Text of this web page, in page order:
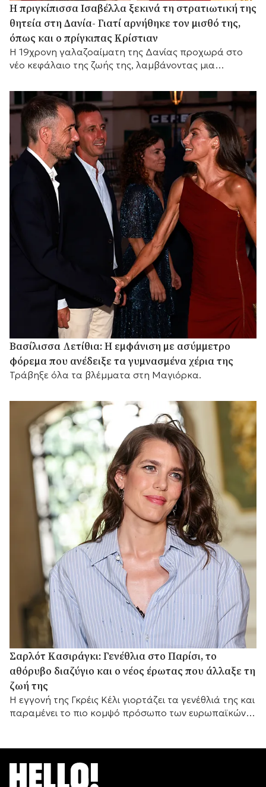
Η πριγκίπισσα Ισαβέλλα ξεκινά τη στρατιωτική της
θητεία στη Δανία- Γιατί αρνήθηκε τον μισθό της,
όπως και ο πρίγκιπας Κρίστιαν
Η 19χρονη γαλαζοαίματη της Δανίας προχωρά στο
νέο κεφάλαιο της ζωής της, λαμβάνοντας μια
απολαβές.
Βασίλισσα Λετίθια: Η εμφάνιση με ασύμμετρο
φόρεμα που ανέδειξε τα γυμνασμένα χέρια της
Τράβηξε όλα τα βλέμματα στη Μαγιόρκα.
Σαρλότ Κασιράγκι: Γενέθλια στο Παρίσι, το
αθόρυβο διαζύγιο και ο νέος έρωτας που άλλαξε τη
ζωή της
Η εγγονή της Γκρέις Κέλι γιορτάζει τα γενέθλιά της και
παραμένει το πιο κομψό πρόσωπο των ευρωπαϊκών